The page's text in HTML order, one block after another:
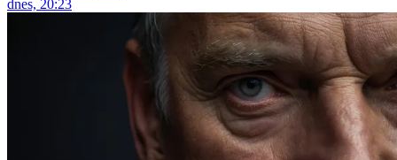
dnes, 20:23